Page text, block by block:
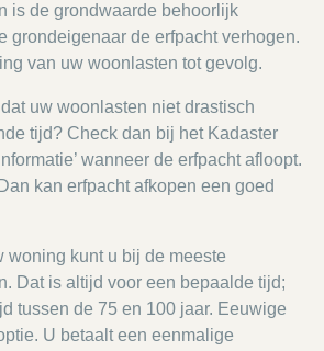
is de grondwaarde behoorlijk
grondeigenaar de erfpacht verhogen.
van uw woonlasten tot gevolg.
uw woonlasten niet drastisch
tijd? Check dan bij het Kadaster
wanneer de erfpacht afloopt.
kan erfpacht afkopen een goed
woning kunt u bij de meeste
Dat is altijd voor een bepaalde tijd;
tussen de 75 en 100 jaar. Eeuwige
U betaalt een eenmalige